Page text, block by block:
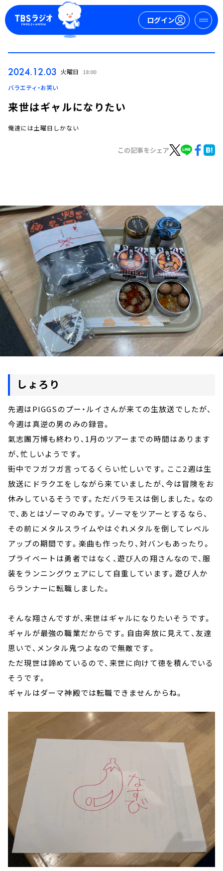
ログイン
ログイン
トピックス
TBS Podcast
お知らせ
イベント・グッズ
YouTube
会社情報
2024.12.03 火曜日 18:00
バラエティ・お笑い
来世はギャルになりたい
俺達には土曜日しかない
この記事をシェア
しょろり
先週はPIGGSのプー・ルイさんが来ての生放送でしたが、
今週は真逆の男のみの録音。
氣志團万博も終わり、1月のツアーまでの時間はあります
が、忙しいようです。
街中でフガフガ言ってるくらい忙しいです。ここ2週は生
放送にドラクエをしながら来ていましたが、今は冒険をお
休みしているそうです。ただバラモスは倒しました。なの
で、あとはゾーマのみです。ゾーマをツアーとするなら、
その前にメタルスライムやはぐれメタルを倒してレベル
アップの期間です。楽曲も作ったり、対バンもあったり。
プライベートは勇者ではなく、遊び人の翔さんなので、服
装をランニングウェアにして自重しています。遊び人か
らランナーに転職しました。
そんな翔さんですが、来世はギャルになりたいそうです。
ギャルが最強の職業だからです。自由奔放に見えて、友達
思いで、メンタル鬼つよなので無敵です。
ただ現世は諦めているので、来世に向けて徳を積んでいる
そうです。
ギャルはダーマ神殿では転職できませんからね。